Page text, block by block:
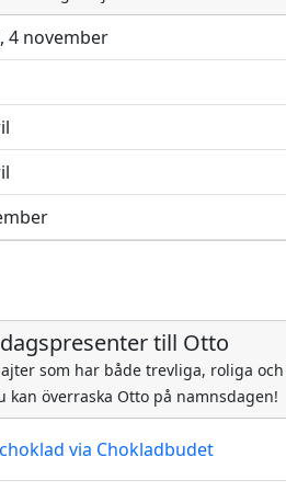
4 november
till Otto
som har både trevliga, roliga
kan överraska Otto på namnsdagen!
via Chokladbudet